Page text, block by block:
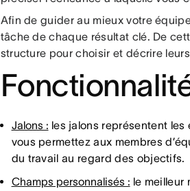
Afin de guider au mieux votre
tâche de chaque résultat clé. De
structure pour choisir et décrire
Jalons : les jalons représentent
vous permettez aux membres
du travail au regard des objectifs.
Champs personnalisés : le meilleur